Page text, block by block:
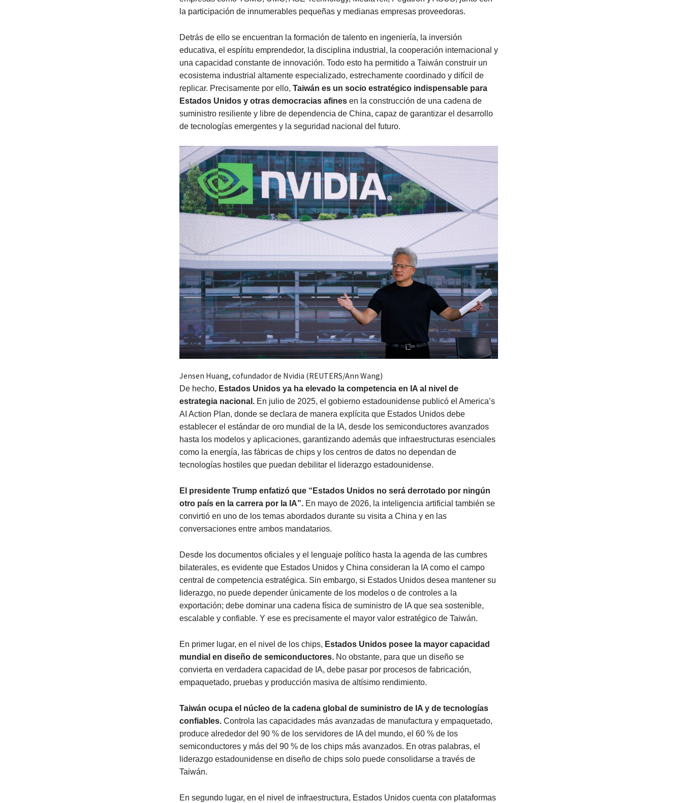
la participación de innumerables pequeñas y medianas empresas proveedoras.
Detrás de ello se encuentran la formación de talento en ingeniería, la inversión
educativa, el espíritu emprendedor, la disciplina industrial, la cooperación internacional y
una capacidad constante de innovación. Todo esto ha permitido a Taiwán construir un
ecosistema industrial altamente especializado, estrechamente coordinado y difícil de
replicar. Precisamente por ello, Taiwán es un socio estratégico indispensable para
Estados Unidos y otras democracias afinesen la construcción de una cadena de
suministro resiliente y libre de dependencia de China, capaz de garantizar el desarrollo
de tecnologías emergentes y la seguridad nacional del futuro.
Jensen Huang, cofundador de Nvidia (REUTERS/Ann Wang)
De hecho, Estados Unidos ya ha elevado la competencia en IA al nivel de
estrategia nacional.En julio de 2025, el gobierno estadounidense publicó el America’s
AI Action Plan, donde se declara de manera explícita que Estados Unidos debe
establecer el estándar de oro mundial de la IA, desde los semiconductores avanzados
hasta los modelos y aplicaciones, garantizando además que infraestructuras esenciales
como la energía, las fábricas de chips y los centros de datos no dependan de
tecnologías hostiles que puedan debilitar el liderazgo estadounidense.
El presidente Trump enfatizó que “Estados Unidos no será derrotado por ningún
otro país en la carrera por la IA”.En mayo de 2026, la inteligencia artificial también se
convirtió en uno de los temas abordados durante su visita a China y en las
conversaciones entre ambos mandatarios.
Desde los documentos oficiales y el lenguaje político hasta la agenda de las cumbres
bilaterales, es evidente que Estados Unidos y China consideran la IA como el campo
central de competencia estratégica. Sin embargo, si Estados Unidos desea mantener su
liderazgo, no puede depender únicamente de los modelos o de controles a la
exportación; debe dominar una cadena física de suministro de IA que sea sostenible,
escalable y confiable. Y ese es precisamente el mayor valor estratégico de Taiwán.
En primer lugar, en el nivel de los chips, Estados Unidos posee la mayor capacidad
mundial en diseño de semiconductores.No obstante, para que un diseño se
convierta en verdadera capacidad de IA, debe pasar por procesos de fabricación,
empaquetado, pruebas y producción masiva de altísimo rendimiento.
Taiwán ocupa el núcleo de la cadena global de suministro de IA y de tecnologías
confiables.Controla las capacidades más avanzadas de manufactura y empaquetado,
produce alrededor del 90 % de los servidores de IA del mundo, el 60 % de los
semiconductores y más del 90 % de los chips más avanzados. En otras palabras, el
liderazgo estadounidense en diseño de chips solo puede consolidarse a través de
Taiwán.
En segundo lugar, en el nivel de infraestructura, Estados Unidos cuenta con plataformas